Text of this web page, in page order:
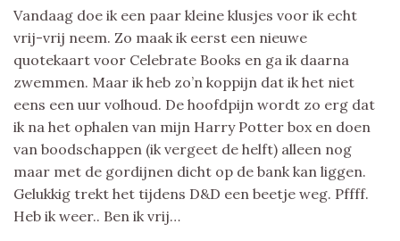
Vandaag doe ik een paar kleine klusjes voor ik echt
vrij-vrij neem. Zo maak ik eerst een nieuwe
quotekaart voor Celebrate Books en ga ik daarna
zwemmen. Maar ik heb zo’n koppijn dat ik het niet
eens een uur volhoud. De hoofdpijn wordt zo erg dat
ik na het ophalen van mijn Harry Potter box en doen
van boodschappen (ik vergeet de helft) alleen nog
maar met de gordijnen dicht op de bank kan liggen.
Gelukkig trekt het tijdens D&D een beetje weg. Pffff.
Heb ik weer.. Ben ik vrij…